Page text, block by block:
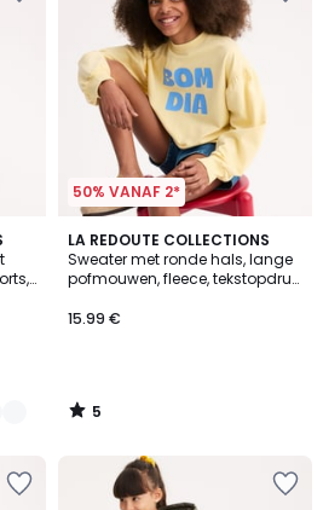
50% VANAF 2*
LA REDOUTE COLLECTIONS
Sweater met ronde hals, lange
pofmouwen, fleece, tekstopdruk
15.99 €
5
/
5
5
/